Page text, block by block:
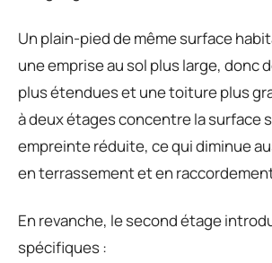
Un plain-pied de même surface
une emprise au sol plus large, donc
plus étendues et une toiture plus
à deux étages concentre la surface
empreinte réduite, ce qui diminue
en terrassement et en
En revanche, le second étage
spécifiques :